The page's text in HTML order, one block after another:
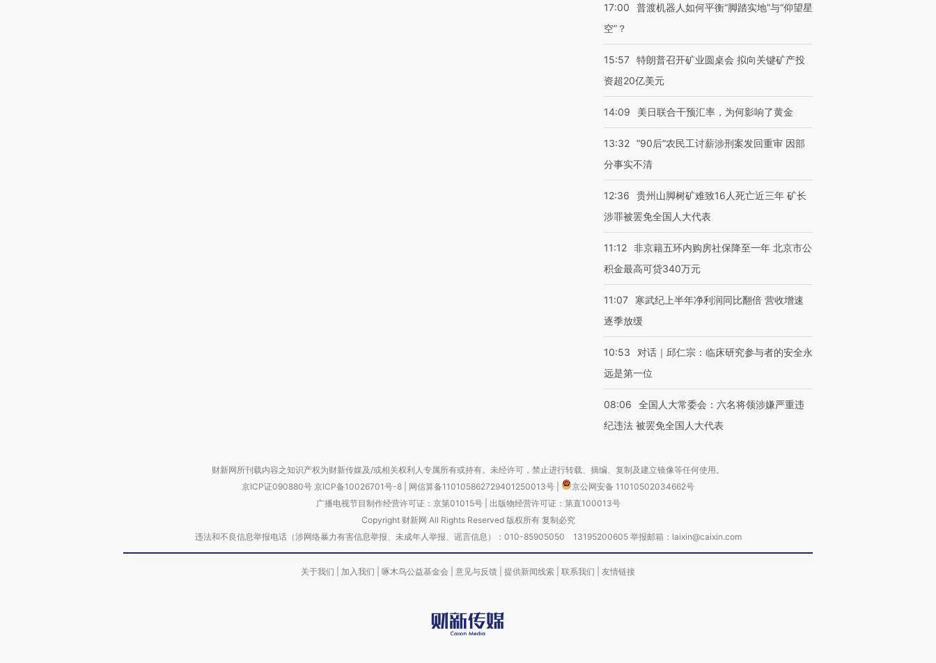
17:00
普渡机器人如何平衡“脚踏实地”与“仰望星
空”？
15:57 特朗普召开矿业圆桌会 拟向关键矿产投
资超20亿美元
14:09 美日联合干预汇率，为何影响了黄金
13:32 “90后”农民工讨薪涉刑案发回重审 因部
分事实不清
12:36
贵州山脚树矿难致16人死亡近三年 矿长
涉罪被罢免全国人大代表
11:12 非京籍五环内购房社保降至一年 北京市公
积金最高可贷340万元
11:07
寒武纪上半年净利润同比翻倍 营收增速
逐季放缓
10:53
对话｜邱仁宗：临床研究参与者的安全永
远是第一位
08:06
全国人大常委会：六名将领涉嫌严重违
纪违法 被罢免全国人大代表
财新网所刊载内容之知识产权为财新传媒及/或相关权利人专属所有或持有。未经许可，禁止进行转载、摘编、复制及建立镜像等任何使用。
京ICP证090880号 京ICP备10026701号-8 网信算备110105862729401250013号
京公网安备 11010502034662号
广播电视节目制作经营许可证：京第01015号| 出版物经营许可证：第直100013号
Copyright 财新网 All Rights Reserved 版权所有 复制必究
违法和不良信息举报电话（涉网络暴力有害信息举报、未成年人举报、谣言信息）：010-85905050 13195200605 举报邮箱：laixin@caixin.com
关于我们 加入我们 啄木鸟公益基金会 意见与反馈 提供新闻线索 联系我们 友情链接